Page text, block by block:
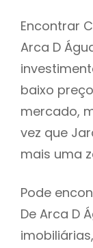
Encontrar
Arca D
baixo
mercado,
vez que
mais uma
Pode
De Arca D